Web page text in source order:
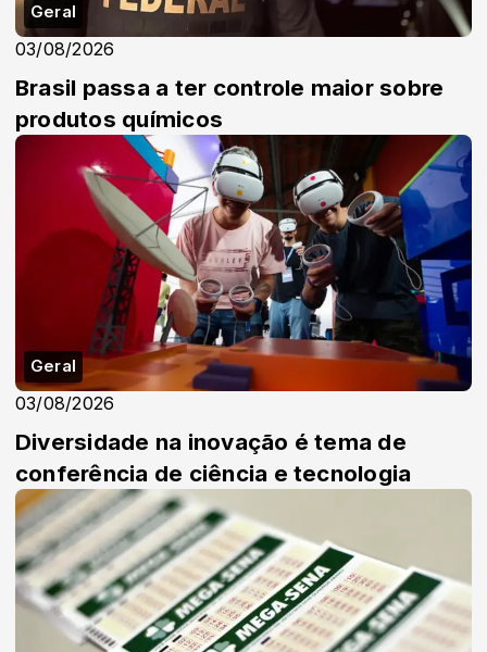
Geral
03/08/2026
Brasil passa a ter controle maior sobre
produtos químicos
Geral
03/08/2026
Diversidade na inovação é tema de
conferência de ciência e tecnologia